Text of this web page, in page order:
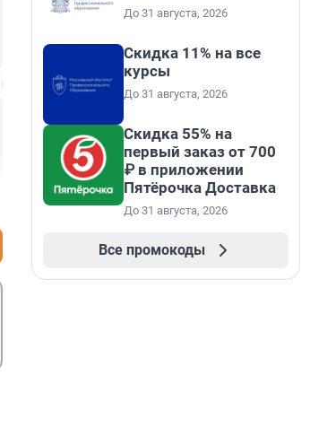
До 31 августа, 2026
Скидка 11% на все
курсы
До 31 августа, 2026
Скидка 55% на
первый заказ от 700
₽ в приложении
Пятёрочка Доставка
До 31 августа, 2026
Все промокоды